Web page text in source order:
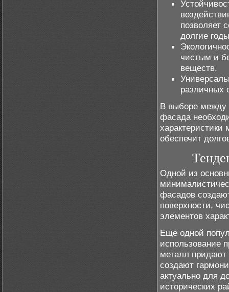
позволяет
долгие
чистым и
веществ.
различных
В выборе между
фасада
обеспечит
Одной из
фасадов
поверхности,
элементов
Еще одной
использование
металл
создают
актуально для
исторических